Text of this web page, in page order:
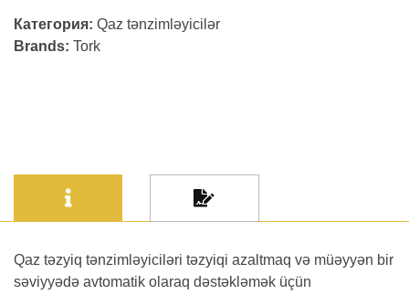
Категория: Qaz tənzimləyicilər
Brands: Tork
Qaz təzyiq tənzimləyiciləri təzyiqi azaltmaq və müəyyən bir
səviyyədə avtomatik olaraq dəstəkləmək üçün